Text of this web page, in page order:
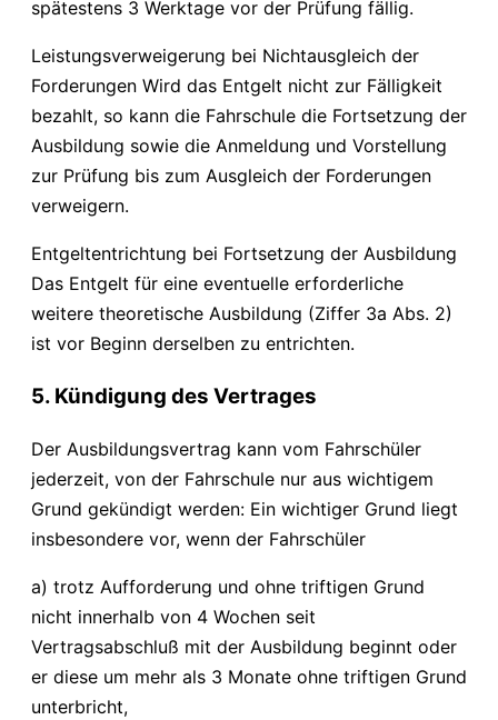
spätestens 3 Werktage vor der Prüfung fällig.
Leistungsverweigerung bei Nichtausgleich der
Forderungen Wird das Entgelt nicht zur Fälligkeit
bezahlt, so kann die Fahrschule die Fortsetzung der
Ausbildung sowie die Anmeldung und Vorstellung
zur Prüfung bis zum Ausgleich der Forderungen
verweigern.
Entgeltentrichtung bei Fortsetzung der Ausbildung
Das Entgelt für eine eventuelle erforderliche
weitere theoretische Ausbildung (Ziffer 3a Abs. 2)
ist vor Beginn derselben zu entrichten.
5. Kündigung des Vertrages
Der Ausbildungsvertrag kann vom Fahrschüler
jederzeit, von der Fahrschule nur aus wichtigem
Grund gekündigt werden: Ein wichtiger Grund liegt
insbesondere vor, wenn der Fahrschüler
a) trotz Aufforderung und ohne triftigen Grund
nicht innerhalb von 4 Wochen seit
Vertragsabschluß mit der Ausbildung beginnt oder
er diese um mehr als 3 Monate ohne triftigen Grund
unterbricht,